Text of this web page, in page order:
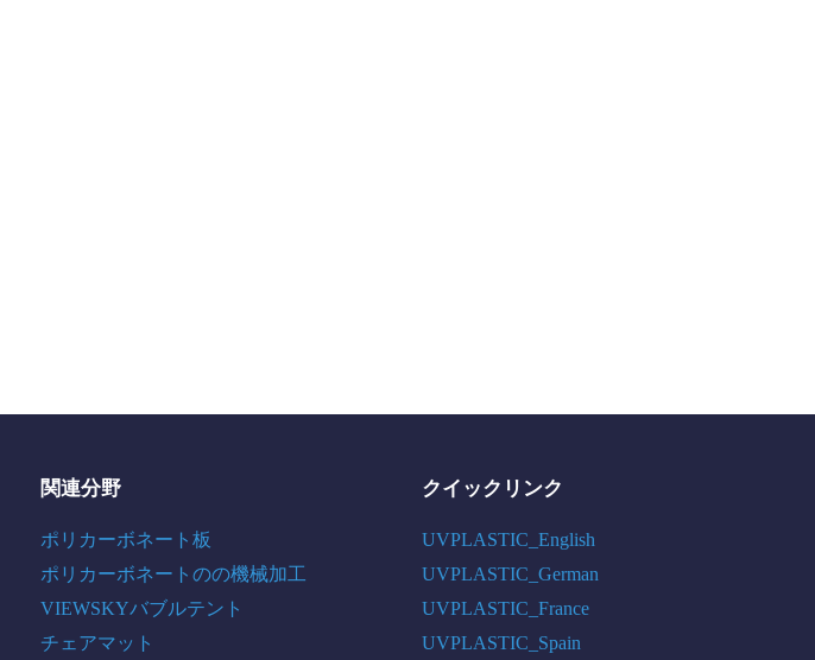
関連分野
ポリカーボネート板
ポリカーボネートのの機械加工
VIEWSKYバブルテント
チェアマット
クイックリンク
UVPLASTIC_English
UVPLASTIC_German
UVPLASTIC_France
UVPLASTIC_Spain